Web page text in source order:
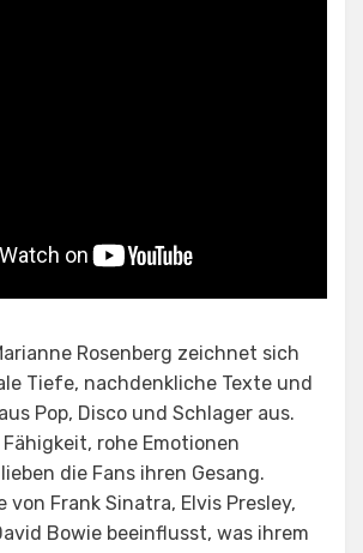
Rosenberg zeichnet sich
Tiefe, nachdenkliche Texte und
Pop, Disco und Schlager aus.
rohe Emotionen
die Fans ihren Gesang.
von Frank Sinatra, Elvis Presley,
Bowie beeinflusst, was ihrem